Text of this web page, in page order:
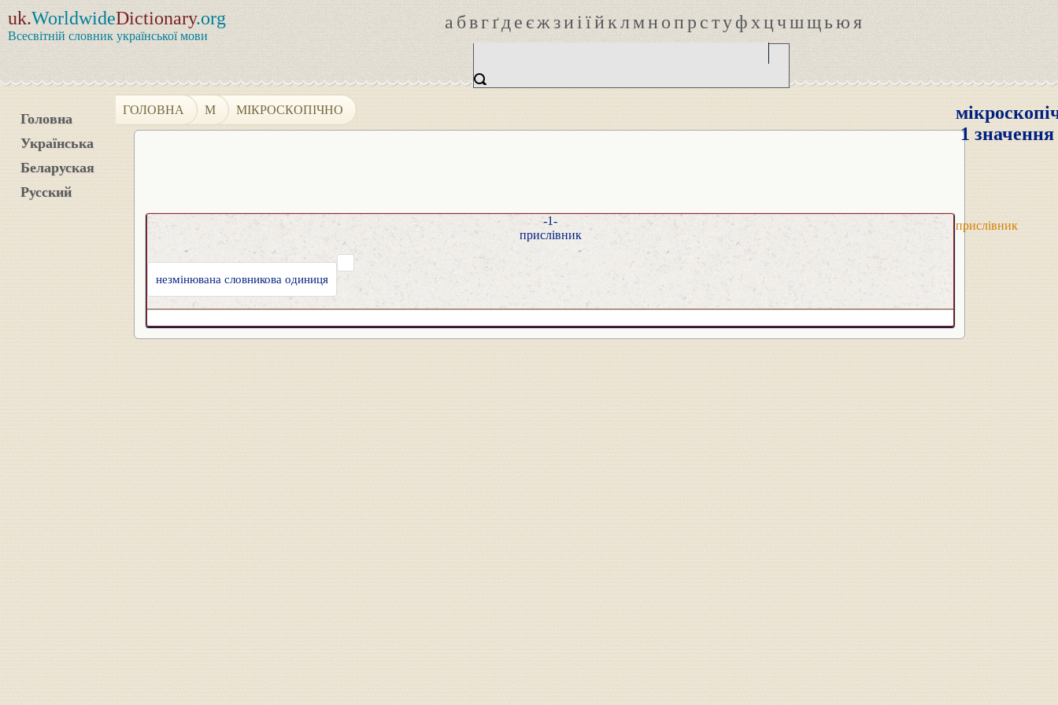
uk.WorldwideDictionary.org
Всесвітній словник української мови
абвгґдеєжзиіїйклмнопрстуфхцчшщьюя
Головна
Українська
Беларуская
Русский
ГОЛОВНА М МІКРОСКОПІЧНО
1 значення
прислівник
-1-
прислівник
незмінювана словникова одиниця